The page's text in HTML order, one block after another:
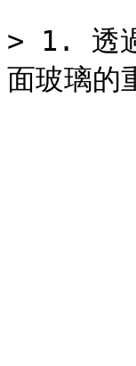
> 1. 透